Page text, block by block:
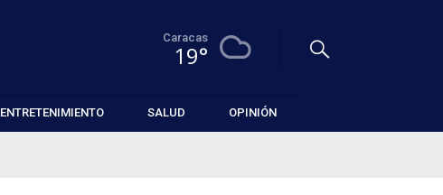
Caracas
19°
ENTRETENIMIENTO SALUD OPINIÓN